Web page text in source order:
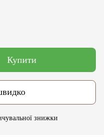
Купити
знижки